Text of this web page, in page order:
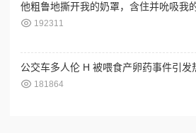
他粗鲁地撕开我的奶罩，含住并吮吸我
192311
公交车多人伦 H 被喂食产卵药事件引发
181864